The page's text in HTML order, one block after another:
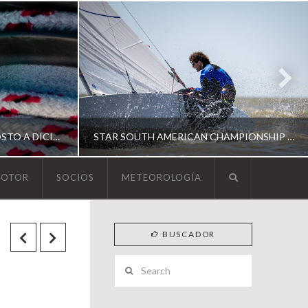
ESCUELA DE YACHTING | AGOSTO A DICIEMBRE 2026 STAR SOUTH AMERICAN CHAMPIONSHIP 2026
SOUTH AMERICAN STAR 2026
SOCIOS METEOROLOGÍA
BUSCADOR